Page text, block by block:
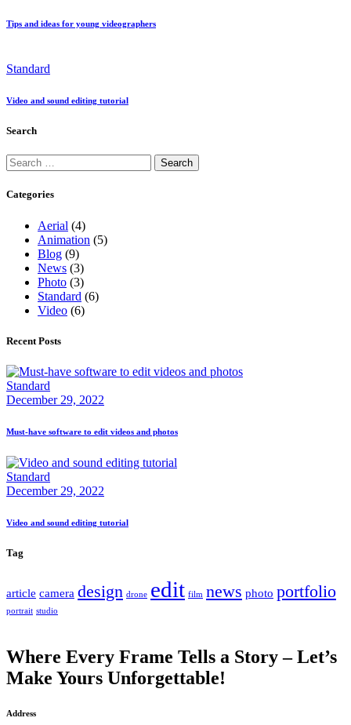
Tips and ideas for young videographers
Standard
Video and sound editing tutorial
Search
Search
for:
Categories
Aerial (4)
Animation (5)
Blog (9)
News (3)
Photo (3)
Standard (6)
Video (6)
Recent Posts
Standard
December 29, 2022
Must-have software to edit videos and photos
Standard
December 29, 2022
Video and sound editing tutorial
Tag
article camera design drone edit film news photo portfolio
portrait studio
Where Every Frame Tells a Story – Let’s
Make Yours Unforgettable!
Address